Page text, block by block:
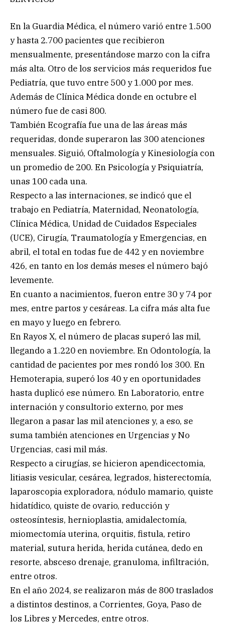
En la Guardia Médica, el número varió entre 1.500
y hasta 2.700 pacientes que recibieron
mensualmente, presentándose marzo con la cifra
más alta. Otro de los servicios más requeridos fue
Pediatría, que tuvo entre 500 y 1.000 por mes.
Además de Clínica Médica donde en octubre el
número fue de casi 800.
También Ecografía fue una de las áreas más
requeridas, donde superaron las 300 atenciones
mensuales. Siguió, Oftalmología y Kinesiología con
un promedio de 200. En Psicología y Psiquiatría,
unas 100 cada una.
Respecto a las internaciones, se indicó que el
trabajo en Pediatría, Maternidad, Neonatología,
Clínica Médica, Unidad de Cuidados Especiales
(UCE), Cirugía, Traumatología y Emergencias, en
abril, el total en todas fue de 442 y en noviembre
426, en tanto en los demás meses el número bajó
levemente.
En cuanto a nacimientos, fueron entre 30 y 74 por
mes, entre partos y cesáreas. La cifra más alta fue
en mayo y luego en febrero.
En Rayos X, el número de placas superó las mil,
llegando a 1.220 en noviembre. En Odontología, la
cantidad de pacientes por mes rondó los 300. En
Hemoterapia, superó los 40 y en oportunidades
hasta duplicó ese número. En Laboratorio, entre
internación y consultorio externo, por mes
llegaron a pasar las mil atenciones y, a eso, se
suma también atenciones en Urgencias y No
Urgencias, casi mil más.
Respecto a cirugías, se hicieron apendicectomia,
litiasis vesicular, cesárea, legrados, histerectomía,
laparoscopia exploradora, nódulo mamario, quiste
hidatídico, quiste de ovario, reducción y
osteosíntesis, hernioplastia, amidalectomía,
miomectomía uterina, orquitis, fistula, retiro
material, sutura herida, herida cutánea, dedo en
resorte, absceso drenaje, granuloma, infiltración,
entre otros.
En el año 2024, se realizaron más de 800 traslados
a distintos destinos, a Corrientes, Goya, Paso de
los Libres y Mercedes, entre otros.